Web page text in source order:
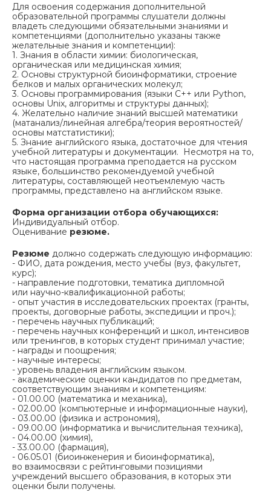
Для освоения содержания дополнительной
образовательной программы слушатели должны
владеть следующими обязательными знаниями и
компетенциями (дополнительно указаны также
желательные знания и компетенции):
1. Знания в области химии: биологическая,
органическая или медицинская химия;
2. Основы структурной биоинформатики, строение
белков и малых органических молекул;
3. Основы программирования (языки C++ или Python,
основы Unix, алгоритмы и структуры данных);
4. Желательно наличие знаний высшей математики
(матанализ/линейная алгебра/теория вероятностей/
основы матстатистики);
5. Знание английского языка, достаточное для чтения
учебной литературы и документации. Несмотря на то,
что настоящая программа преподается на русском
языке, большинство рекомендуемой учебной
литературы, составляющей неотъемлемую часть
программы, представлено на английском языке.
Форма организации отбора обучающихся:
Индивидуальный отбор.
Оценивание резюме.
Резюме должно содержать следующую информацию:
- ФИО, дата рождения, место учебы (вуз, факультет,
курс);
- направление подготовки, тематика дипломной
или научно-квалификационной работы;
- опыт участия в исследовательских проектах (гранты,
проекты, договорные работы, экспедиции и проч.);
- перечень научных публикаций;
- перечень научных конференций и школ, интенсивов
или тренингов, в которых студент принимал участие;
- награды и поощрения;
- научные интересы;
- уровень владения английским языком.
- академические оценки кандидатов по предметам,
соответствующим знаниям и компетенциям:
- 01.00.00 (математика и механика),
- 02.00.00 (компьютерные и информационные науки),
- 03.00.00 (физика и астрономия),
- 09.00.00 (информатика и вычислительная техника),
- 04.00.00 (химия),
- 33.00.00 (фармация),
- 06.05.01 (биоинженерия и биоинформатика),
во взаимосвязи с рейтинговыми позициями
учреждений высшего образования, в которых эти
оценки были получены.